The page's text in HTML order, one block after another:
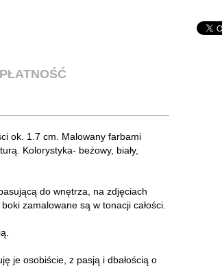
PŁATNOŚĆ
ok. 1.7 cm. Malowany farbami
Kolorystyka- beżowy, biały,
do wnętrza, na zdjęciach
zamalowane są w tonacji całości.
je osobiście, z pasją i dbałością o